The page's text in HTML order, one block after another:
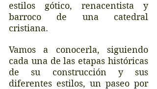
estilos gótico, renacentista y
barroco de una catedral
cristiana.
Vamos a conocerla, siguiendo
cada una de las etapas históricas
de su construcción y sus
diferentes estilos, un paseo por